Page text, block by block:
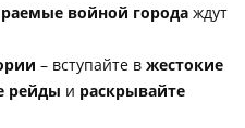
войной города ждут
– вступайте в жестокие
рейды и раскрывайте